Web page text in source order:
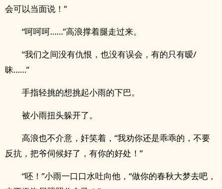
会可以当面说！”
“呵呵呵……”高浪撑着腿走过来。
“我们之间没有仇恨，也没有误会，有的只有暧/
昧……”
手指轻挑的想挑起小雨的下巴。
被小雨扭头躲开了。
高浪也不介意，奸笑着，“我劝你还是乖乖的，不要
反抗，把爷伺候好了，有你的好处！”
“呸！”小雨一口口水吐向他，“做你的春秋大梦去吧，